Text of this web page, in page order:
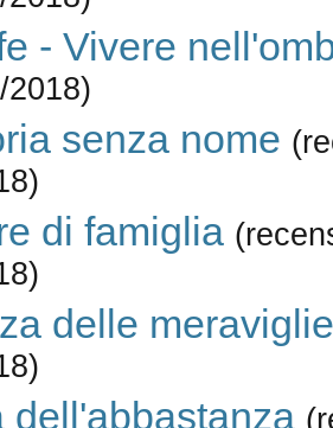
- Vivere
senza nome
di famiglia
delle meraviglie
dell'abbastanza